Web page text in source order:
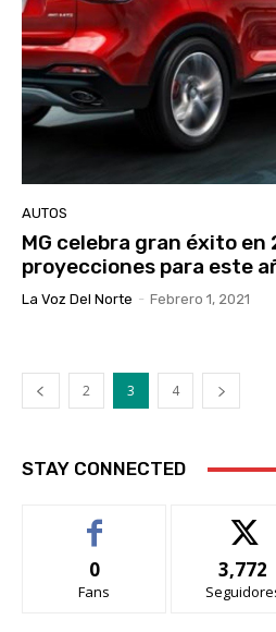
AUTOS
MG celebra gran éxito
proyecciones para este
La Voz Del Norte - Febrero 1, 2021
2 3 4
STAY CONNECTED
0
Fans
3,772